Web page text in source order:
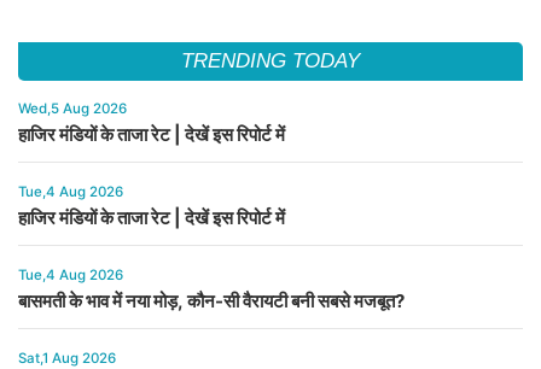
TRENDING TODAY
Wed,5 Aug 2026
हाजिर मंडियों के ताजा रेट | देखें इस रिपोर्ट में
Tue,4 Aug 2026
हाजिर मंडियों के ताजा रेट | देखें इस रिपोर्ट में
Tue,4 Aug 2026
बासमती के भाव में नया मोड़, कौन-सी वैरायटी बनी सबसे मजबूत?
Sat,1 Aug 2026